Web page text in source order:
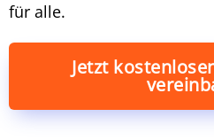
für alle.
Jetzt